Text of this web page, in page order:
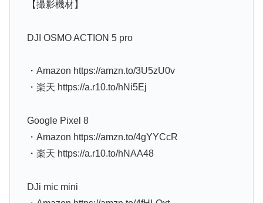
【撮影機材】
DJI OSMO ACTION 5 pro
・Amazon https://amzn.to/3U5zU0v
・楽天 https://a.r10.to/hNi5Ej
Google Pixel 8
・Amazon https://amzn.to/4gYYCcR
・楽天 https://a.r10.to/hNAA48
DJi mic mini